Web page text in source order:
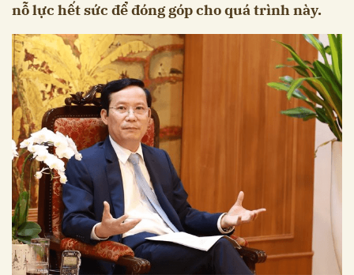
nỗ lực hết sức để đóng góp cho quá trình này.